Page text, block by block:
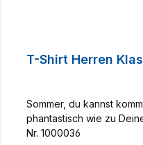
T-Shirt Herren
Sommer, du kannst
phantastisch wie zu
Nr. 1000036